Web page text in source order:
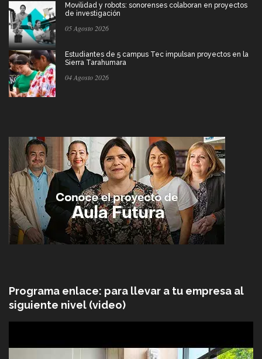
Movilidad y robots: sonorenses colaboran en proyectos
de investigación
05 Agosto 2026
Estudiantes de 5 campus Tec impulsan proyectos en la
Sierra Tarahumara
04 Agosto 2026
Programa enlace: para llevar a tu empresa al
siguiente nivel (video)